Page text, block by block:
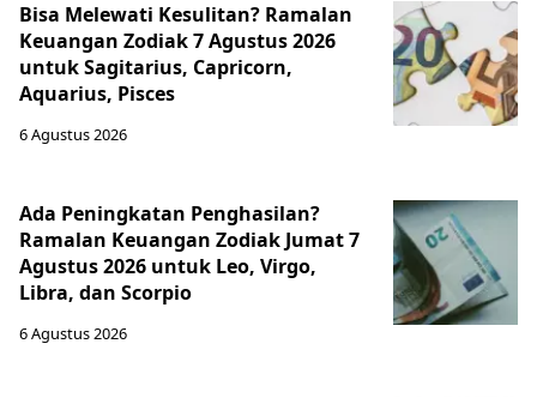
Bisa Melewati Kesulitan? Ramalan
Keuangan Zodiak 7 Agustus 2026
untuk Sagitarius, Capricorn,
Aquarius, Pisces
6 Agustus 2026
Ada Peningkatan Penghasilan?
Ramalan Keuangan Zodiak Jumat 7
Agustus 2026 untuk Leo, Virgo,
Libra, dan Scorpio
6 Agustus 2026